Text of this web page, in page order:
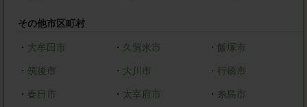
その他市区町村
・ 大牟田市 ・ 久留米市 ・ 飯塚市
・ 筑後市 ・ 大川市 ・行橋市
・ 春日市 ・ 太宰府市 ・ 糸島市